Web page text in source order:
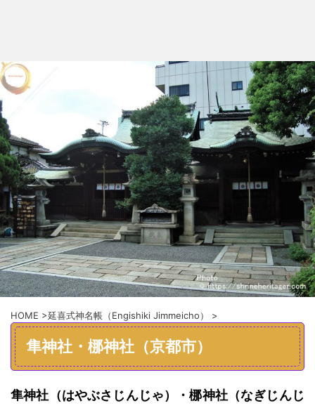
HOME >延喜式神名帳（Engishiki Jimmeicho） >
隼神社・梛神社（京都市）
隼神社（はやぶさじんじゃ）・梛神社（なぎじんじ